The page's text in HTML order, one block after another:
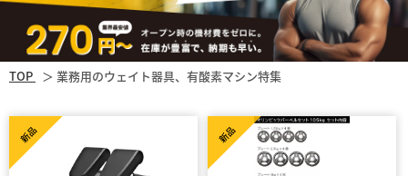
TOP 業務用のウェイト器具、有酸素マシン特集
新品 新品